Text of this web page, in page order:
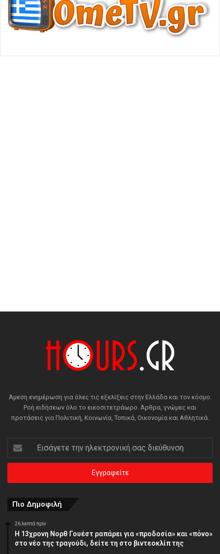
Άμεση ενημέρωση για όλες τις εξελίξεις στην Ελλάδα και τον κόσμο.
Ροή ειδήσεων όλο το εικοσιτετράωρο. Άρθρα, γνώμες και
προτάσεις για Πολιτική, Κοινωνία, Τοπικά, Οικονομία και Αθλητικά.
την
ηλεκτρονική
διεύθυνση
Πιο Δημοφιλή
26 λεπτά πρίν
Η 13χρονη Νορθ Γουέστ ραπάρει για «προδοσία» και «πόνο»
στο νέο της τραγούδι, δείτε τη στο βιντεοκλίπ της